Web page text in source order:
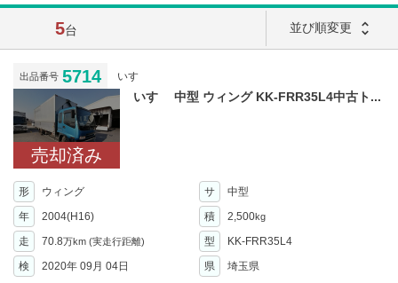
5台 並び順変更 unfold_more
出品番号 5714 いすゞ
売却済み
いすゞ 中型 ウィング KK-FRR35L4中古ト...
形 ウィング サ
中型
年
2004(H16) 積 2,500kg
走 70.8万km (実走行距離) 型
KK-FRR35L4
検
2020年 09月 04日 県 埼玉県